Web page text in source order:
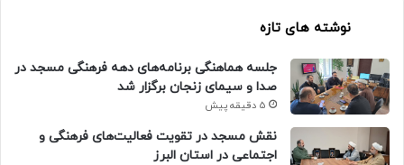
نوشته های تازه
جلسه هماهنگی برنامه‌های دهه فرهنگی مسجد در
صدا و سیمای زنجان برگزار شد
5 دقیقه پیش
نقش مسجد در تقویت فعالیت‌های فرهنگی و
اجتماعی در استان البرز